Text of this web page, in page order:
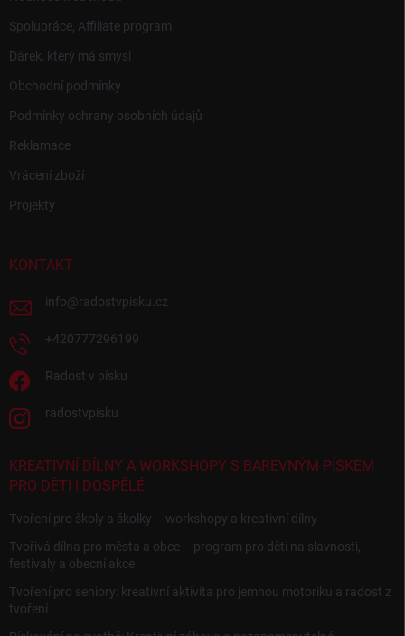
Spolupráce, Affiliate program
Dárek, který má smysl
Obchodní podmínky
Podmínky ochrany osobních údajů
Reklamace
Vrácení zboží
Projekty
KONTAKT
info@radostvpisku.cz
+420777296199
Radost v písku
radostvpisku
KREATIVNÍ DÍLNY A WORKSHOPY S BAREVNÝM PÍSKEM
PRO DĚTI I DOSPĚLÉ
Tvoření pro školy a školky – workshopy a kreativní dílny
Tvořivá dílna pro města a obce – program pro děti na slavnosti,
festivaly a obecní akce
Tvoření pro seniory: kreativní aktivita pro jemnou motoriku a radost z
tvoření